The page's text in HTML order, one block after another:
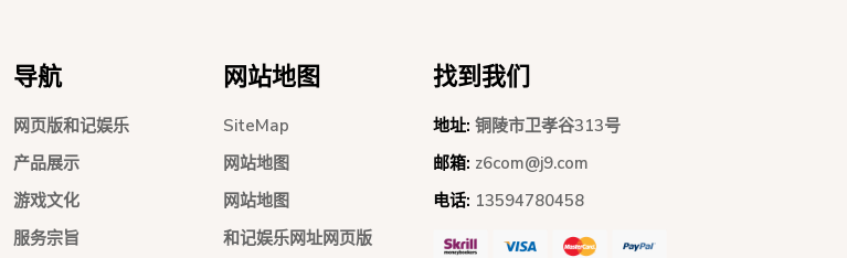
导航
网页版和记娱乐
产品展示
游戏文化
服务宗旨
网站地图
SiteMap
网站地图
网站地图
和记娱乐网址网页版
找到我们
地址: 铜陵市卫孝谷313号
邮箱: z6com@j9.com
电话: 13594780458